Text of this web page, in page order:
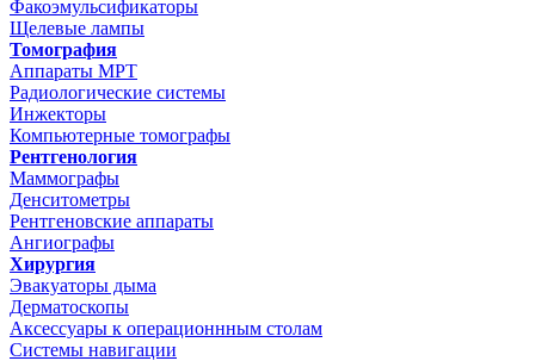
Факоэмульсификаторы
Щелевые лампы
Томография
Аппараты МРТ
Радиологические системы
Инжекторы
Компьютерные томографы
Рентгенология
Маммографы
Денситометры
Рентгеновские аппараты
Ангиографы
Хирургия
Эвакуаторы дыма
Дерматоскопы
Аксессуары к операционнным столам
Системы навигации